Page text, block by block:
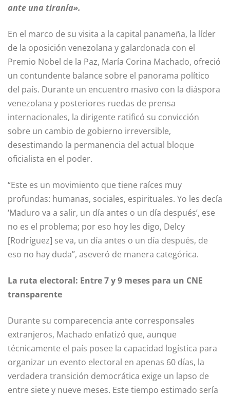
ante una tiranía».
En el marco de su visita a la capital panameña, la líder
de la oposición venezolana y galardonada con el
Premio Nobel de la Paz, María Corina Machado, ofreció
un contundente balance sobre el panorama político
del país. Durante un encuentro masivo con la diáspora
venezolana y posteriores ruedas de prensa
internacionales, la dirigente ratificó su convicción
sobre un cambio de gobierno irreversible,
desestimando la permanencia del actual bloque
oficialista en el poder.
“Este es un movimiento que tiene raíces muy
profundas: humanas, sociales, espirituales. Yo les decía
‘Maduro va a salir, un día antes o un día después’, ese
no es el problema; por eso hoy les digo, Delcy
[Rodríguez] se va, un día antes o un día después, de
eso no hay duda”, aseveró de manera categórica.
La ruta electoral: Entre 7 y 9 meses para un CNE
transparente
Durante su comparecencia ante corresponsales
extranjeros, Machado enfatizó que, aunque
técnicamente el país posee la capacidad logística para
organizar un evento electoral en apenas 60 días, la
verdadera transición democrática exige un lapso de
entre siete y nueve meses. Este tiempo estimado sería